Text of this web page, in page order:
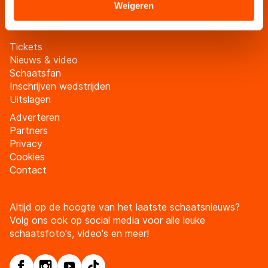
Sommige partners kunnen gegevens doorgeven aan
landen buiten de EU, zoals de VS, waar mogelijk geen
adequaat beschermingsniveau geldt volgens de GDPR.
Door op ‘Toestaan’ te klikken, stemt u in met deze
overdracht. Meer informatie vindt u in ons
Weigeren
Tickets
Nieuws & video
Schaatsfan
Inschrijven wedstrijden
Uitslagen
Adverteren
Partners
Privacy
Cookies
Contact
Altijd op de hoogte van het laatste schaatsnieuws?
Volg ons ook op social media voor alle leuke
schaatsfoto's, video's en meer!